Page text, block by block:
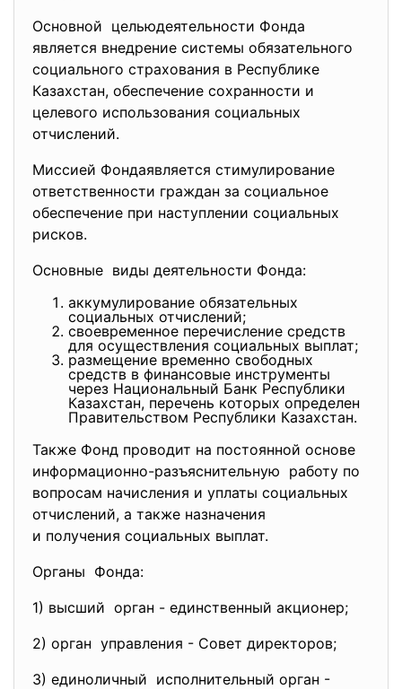
Основной цельюдеятельности Фонда
является внедрение системы обязательного
социального страхования в Республике
Казахстан, обеспечение сохранности и
целевого использования социальных
отчислений.
Миссией Фондаявляется стимулирование
ответственности граждан за социальное
обеспечение при наступлении социальных
рисков.
Основные виды деятельности Фонда:
аккумулирование обязательных
социальных отчислений;
своевременное перечисление средств
для осуществления социальных выплат;
размещение временно свободных
средств в финансовые инструменты
через Национальный Банк Республики
Казахстан, перечень которых определен
Правительством Республики Казахстан.
Также Фонд проводит на постоянной основе
информационно-разъяснительную работу по
вопросам начисления и уплаты социальных
отчислений, а также назначения
и получения социальных выплат.
Органы Фонда:
1) высший орган - единственный акционер;
2) орган управления - Совет директоров;
3) единоличный исполнительный орган -